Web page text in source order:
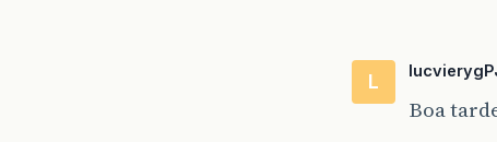
L
Boa